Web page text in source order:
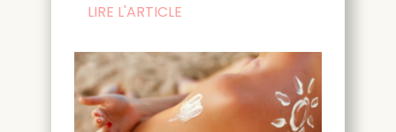
LIRE L'ARTICLE